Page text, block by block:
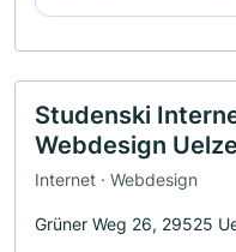
Studenski
Webdesign
Internet · Webdesign
Grüner Weg 26, 29525